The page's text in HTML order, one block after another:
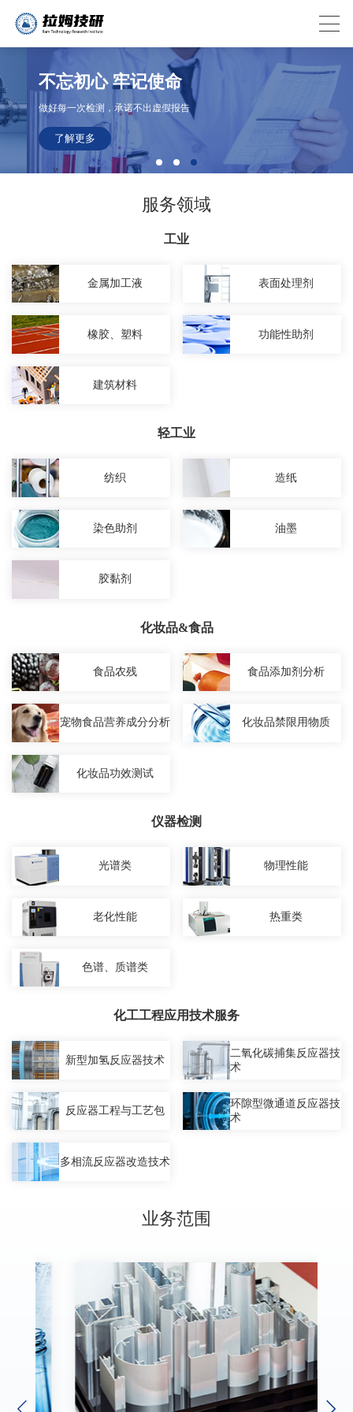
不忘初心 牢记使命
做好每一次检测，承诺不出虚假报告
了解更多
服务领域
工业
金属加工液 表面处理剂
橡胶、塑料 功能性助剂
建筑材料
轻工业
纺织 造纸
染色助剂 油墨
胶黏剂
化妆品&食品
食品农残 食品添加剂分析
宠物食品营养成分分析 化妆品禁限用物质
化妆品功效测试
仪器检测
光谱类 物理性能
老化性能 热重类
色谱、质谱类
化工工程应用技术服务
新型加氢反应器技术
二氧化碳捕集反应器技
术
反应器工程与工艺包
环隙型微通道反应器技
术
多相流反应器改造技术
业务范围